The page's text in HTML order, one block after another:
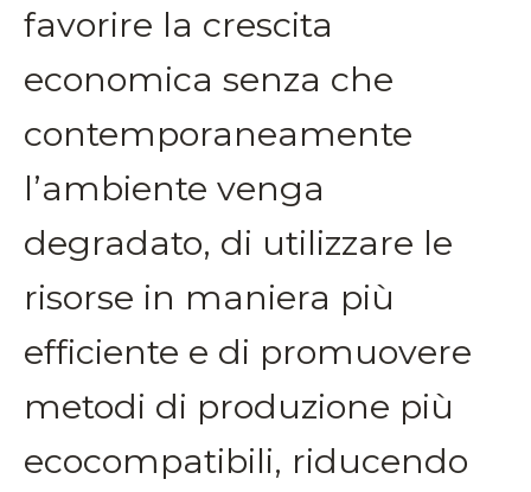
favorire la crescita
economica senza che
contemporaneamente
l’ambiente venga
degradato, di utilizzare le
risorse in maniera più
efficiente e di promuovere
metodi di produzione più
ecocompatibili, riducendo